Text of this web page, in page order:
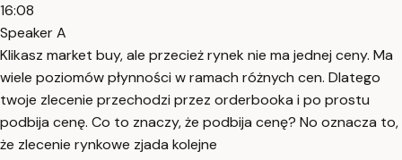
16:08
Speaker A
Klikasz market buy, ale przecież rynek nie ma jednej ceny. Ma
wiele poziomów płynności w ramach różnych cen. Dlatego
twoje zlecenie przechodzi przez orderbooka i po prostu
podbija cenę. Co to znaczy, że podbija cenę? No oznacza to,
że zlecenie rynkowe zjada kolejne